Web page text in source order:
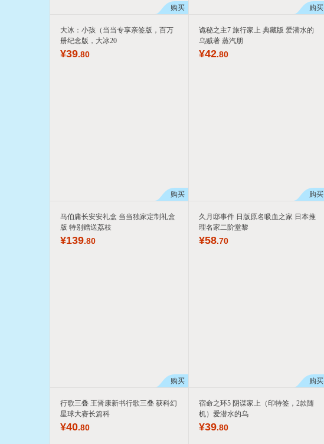
购买 购买
大冰：小孩（当当专享亲签版，百万
册纪念版，大冰20
¥39.80
购买
诡秘之主7 旅行家上 典藏版 爱潜水的
乌贼著 蒸汽朋
¥42.80
购买
马伯庸长安安礼盒 当当独家定制礼盒
版 特别赠送荔枝
¥139.80
购买
久月邸事件 日版原名吸血之家 日本推
理名家二阶堂黎
¥58.70
购买
行歌三叠 王晋康新书行歌三叠 获科幻
星球大赛长篇科
¥40.80
宿命之环5 阴谋家上（印特签，2款随
机）爱潜水的乌
¥39.80